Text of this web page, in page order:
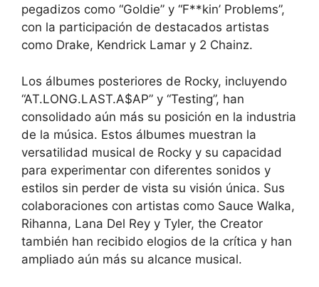
pegadizos como “Goldie” y “F**kin’ Problems”,
con la participación de destacados artistas
como Drake, Kendrick Lamar y 2 Chainz.
Los álbumes posteriores de Rocky, incluyendo
“AT.LONG.LAST.A$AP” y “Testing”, han
consolidado aún más su posición en la industria
de la música. Estos álbumes muestran la
versatilidad musical de Rocky y su capacidad
para experimentar con diferentes sonidos y
estilos sin perder de vista su visión única. Sus
colaboraciones con artistas como Sauce Walka,
Rihanna, Lana Del Rey y Tyler, the Creator
también han recibido elogios de la crítica y han
ampliado aún más su alcance musical.